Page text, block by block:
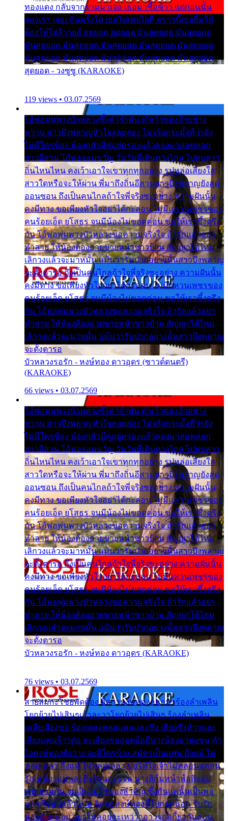
ทองแดง กลับจากรามมาเจอ เธอมาซื้อข้าว แต่ก่อนนั้น
สองเรา เจอะกันครั้งใด เธอไม่เคยไยดี คราวนี้เธอยิ้มให้
ต้องให้ใส่ลีวายส์ สุดยอด สุดยอด มันสุดยอด มันสุดยอด
มันสุดยอด มันสุดยอด มันสุดยอด มันสุดยอด มันสุดยอด
มันสุดยอด มันสุดยอด มันสุดยอด มันสุดยอด มันสุดยอด
สุดยอด - วงซูซู (KARAOKE)
119 views • 03.07.2569
โอ้พ่อพุ่มพวงบัวหลวงซึ้งคำรำพัน คำเว้าของอ้ายช่าง
หวาน สาวบึงพลาญหัวใจลอยล่อง ไม่จริงกระมั้งที่ว่ายัง
ไม่มีใครข้อง น้องกลัวมีคู่อยู่ครองแล้วลองมาล่อหลอก
สาวอีสาน โอ้พ่อจอมขวัญ วันวันพี่เดินทางไกล ไปพบสาว
ถิ่นไหนไหน คงเว้าเอาใจเขาทุกทุกอย่าง รูปหล่อเสียงใส
สาวใดหรือจะให้ผ่าน พี่มาถึงถิ่นอีสานสาวบึงพลาญยังสุด
ออนซอน ถึงเป็นคนไกลถ้าใจพี่จริงซะอย่าง ความฝันนั้น
คงมีทาง ขอเพียงหัวใจอย่าได้กะล่อน ไม่มีแหวนเพชรของ
คนร้อยเอ็ด ยโสธร จนมีน้องไม่ขอดค่อน ขอให้เราซึ้งตรึง
กัน โอ้พ่อพุ่มพวงบัวหลวงขอความจริงใจ ถ้ารักแล้วอย่า
ทำลาย ให้น้องต้องอายขายหน้าชาวบ้าน สัญญาได้ไหม
เลิกวงแล้วจะมาหมั้น แม้นว่ารับปากอย่างนั้นสาวบึงพลาญ
จะตั้งตารอ ถึงเป็นคนไกลถ้าใจพี่จริงซะอย่าง ความฝันนั้น
คงมีทาง ขอเพียงหัวใจอย่าได้กะล่อน ไม่มีแหวนเพชรของ
คนร้อยเอ็ด ยโสธร จนมีน้องไม่ขอดค่อน ขอให้เราซึ้งตรึง
กัน โอ้พ่อพุ่มพวงบัวหลวงขอความจริงใจ ถ้ารักแล้วอย่า
ทำลาย ให้น้องต้องอายขายหน้าชาวบ้าน สัญญาได้ไหม
เลิกวงแล้วจะมาหมั้น แม้นว่ารับปากอย่างนั้นสาวบึงพลาญ
จะตั้งตารอ
บัวหลวงรอรัก - หงษ์ทอง ดาวอุดร (ซาวด์ดนตรี)
(KARAOKE)
66 views • 03.07.2569
โอ้พ่อพุ่มพวงบัวหลวงซึ้งคำรำพัน คำเว้าของอ้ายช่าง
หวาน สาวบึงพลาญหัวใจลอยล่อง ไม่จริงกระมั้งที่ว่ายัง
ไม่มีใครข้อง น้องกลัวมีคู่อยู่ครองแล้วลองมาล่อหลอก
สาวอีสาน โอ้พ่อจอมขวัญ วันวันพี่เดินทางไกล ไปพบสาว
ถิ่นไหนไหน คงเว้าเอาใจเขาทุกทุกอย่าง รูปหล่อเสียงใส
สาวใดหรือจะให้ผ่าน พี่มาถึงถิ่นอีสานสาวบึงพลาญยังสุด
ออนซอน ถึงเป็นคนไกลถ้าใจพี่จริงซะอย่าง ความฝันนั้น
คงมีทาง ขอเพียงหัวใจอย่าได้กะล่อน ไม่มีแหวนเพชรของ
คนร้อยเอ็ด ยโสธร จนมีน้องไม่ขอดค่อน ขอให้เราซึ้งตรึง
กัน โอ้พ่อพุ่มพวงบัวหลวงขอความจริงใจ ถ้ารักแล้วอย่า
ทำลาย ให้น้องต้องอายขายหน้าชาวบ้าน สัญญาได้ไหม
เลิกวงแล้วจะมาหมั้น แม้นว่ารับปากอย่างนั้นสาวบึงพลาญ
จะตั้งตารอ ถึงเป็นคนไกลถ้าใจพี่จริงซะอย่าง ความฝันนั้น
คงมีทาง ขอเพียงหัวใจอย่าได้กะล่อน ไม่มีแหวนเพชรของ
คนร้อยเอ็ด ยโสธร จนมีน้องไม่ขอดค่อน ขอให้เราซึ้งตรึง
กัน โอ้พ่อพุ่มพวงบัวหลวงขอความจริงใจ ถ้ารักแล้วอย่า
ทำลาย ให้น้องต้องอายขายหน้าชาวบ้าน สัญญาได้ไหม
เลิกวงแล้วจะมาหมั้น แม้นว่ารับปากอย่างนั้นสาวบึงพลาญ
จะตั้งตารอ
บัวหลวงรอรัก - หงษ์ทอง ดาวอุดร (KARAOKE)
76 views • 03.07.2569
สายลมกะโชยพัดต้อง อีสาวหงษ์ทองออกมาร้องลำเพลิน
โยกย้ายไปเสินๆเอ้าละวาโยกย้ายไปเสินๆ ร้องลำเพลิน
เคลียเสียงซอ ร้องเพลงคลอแคนและซึง เสียงซึงห้าวและ
เสียงแคนจ้าวต่อ ละเสียงซอออดอ้ออีนางน้องอวยแขน หัว
ใจหงษ์ทองยังว่าง จะมีใครบ้าง สมัครเป็นแฟน ถึงแม้ ไม่
หล่อเหลา ถึงแม้ ไม่หล่อเหลา ขอให้ใจเจ้าไม่คลอนแคลน
รักเหนียวแน่นละถึงสิจนกะบ่จน นางสิก้มหน้าพ้อสิยอม
ยากฮ่วมกัน จนเงินไม่ใช่ของสำคัญ ซึ้งกันแค่นั้นเป็นพอ
หากพี่ชอบแล้วหนอ ติดต่อหงษ์ทองนี้ไปกอดนอน รับรัก
น้องสักหน่อย อย่าให้คอยละเหว่ว้าอาวรณ์เกี้ยวกันก่อน